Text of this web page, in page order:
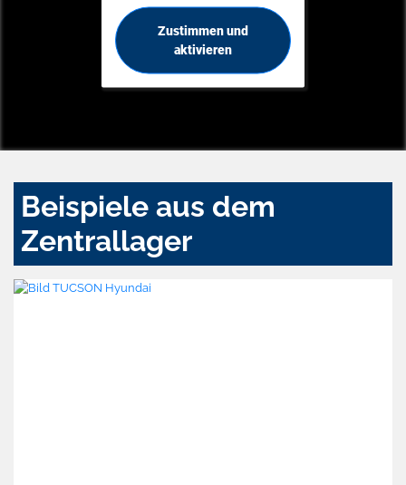
Zustimmen und
aktivieren
Beispiele aus dem
Zentrallager